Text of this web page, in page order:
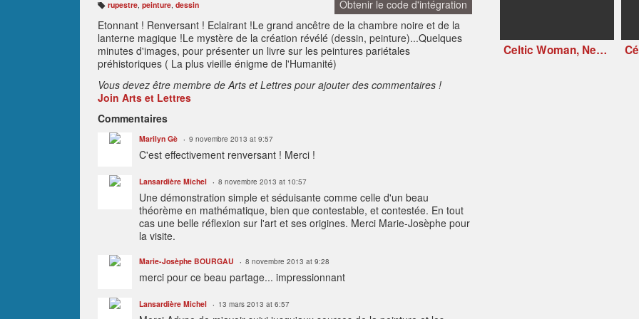
Obtenir le code d'intégration
B
ali
s
e
s
:
rupestre, peinture, dessin
Etonnant ! Renversant ! Eclairant !Le grand ancêtre de la chambre noire et de la
lanterne magique !Le mystère de la création révélé (dessin, peinture)...Quelques
minutes d'images, pour présenter un livre sur les peintures pariétales
préhistoriques ( La plus vieille énigme de l'Humanité)
Vous devez être membre de Arts et Lettres pour ajouter des commentaires !
Join Arts et Lettres
Commentaires
Marilyn Gè 9 novembre 2013 at 9:57
C'est effectivement renversant ! Merci !
Lansardière Michel 8 novembre 2013 at 10:57
Une démonstration simple et séduisante comme celle d'un beau
théorème en mathématique, bien que contestable, et contestée. En tout
cas une belle réflexion sur l'art et ses origines. Merci Marie-Josèphe pour
la visite.
Marie-Josèphe BOURGAU 8 novembre 2013 at 9:28
merci pour ce beau partage... impressionnant
Lansardière Michel 13 mars 2013 at 6:57
Celtic Woman, New Journey Live at Slane Castle, Ireland (2006)